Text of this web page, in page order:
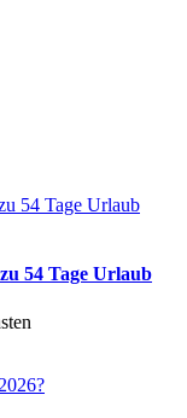
54 Tage Urlaub